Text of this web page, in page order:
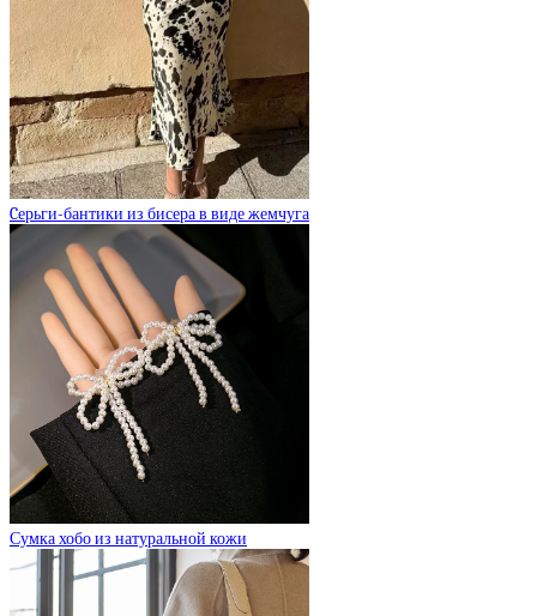
Cерьги-бантики из бисера в виде жемчуга
Сумка хобо из натуральной кожи